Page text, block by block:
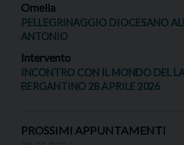
Omelia
PELLEGRINAGGIO DIOCESANO
ANTONIO
Intervento
INCONTRO CON IL MONDO DEL
BERGANTINO 28 APRILE 2026
PROSSIMI APPUNTAMENTI